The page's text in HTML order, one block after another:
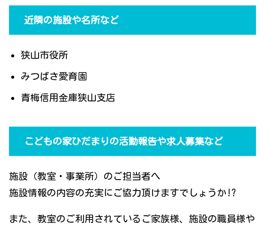
近隣の施設や名所など
狭山市役所
みつばさ愛育園
青梅信用金庫狭山支店
こどもの家ひだまりの活動報告や求人募集など
施設（教室・事業所）のご担当者へ
施設情報の内容の充実にご協力頂けますでしょうか!?
また、教室のご利用されているご家族様、施設の職員様や